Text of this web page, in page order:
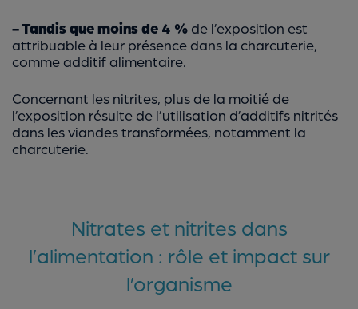
- Tandis que moins de 4 % de l’exposition est
attribuable à leur présence dans la charcuterie,
comme additif alimentaire.
Concernant les nitrites, plus de la moitié de
l’exposition résulte de l’utilisation d’additifs nitrités
dans les viandes transformées, notamment la
charcuterie.
Nitrates et nitrites dans
l’alimentation : rôle et impact sur
l’organisme